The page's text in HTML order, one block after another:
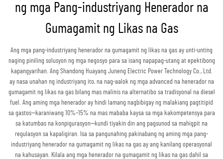
ng mga Pang-industriyang Henerador na
Gumagamit ng Likas na Gas
Ang mga pang-industriyang henerador na gumagamit ng likas na gas ay unti-unting
naging piniling solusyon ng mga negosyo para sa isang napapag-utang at epektibong
kapangyarihan. Ang Shandong Huayang Juneng Electric Power Technology Co., Ltd.
ay nasa unahan ng industriyang ito, na nag-aalok ng mga advanced na henerador na
gumagamit ng likas na gas bilang mas malinis na alternatibo sa tradisyonal na diesel
fuel. Ang aming mga henerador ay hindi lamang nagbibigay ng malakiang pagtitipid
sa gastos—karaniwang 10%–15% na mas mababa kaysa sa mga kakompetensya para
sa katumbas na konpigurasyon—kundi tiyakin din ang pagsunod sa mahigpit na
regulasyon sa kapaligiran. Isa sa pangunahing pakinabang ng aming mga pang-
industriyang henerador na gumagamit ng likas na gas ay ang kanilang operasyonal
na kahusayan. Kilala ang mga henerador na gumagamit ng likas na gas dahil sa